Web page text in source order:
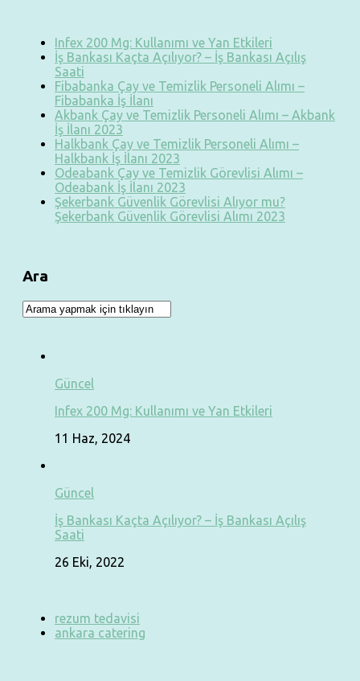
Infex 200 Mg: Kullanımı ve Yan Etkileri
İş Bankası Kaçta Açılıyor? – İş Bankası Açılış
Saati
Fibabanka Çay ve Temizlik Personeli Alımı –
Fibabanka İş İlanı
Akbank Çay ve Temizlik Personeli Alımı – Akbank
İş İlanı 2023
Halkbank Çay ve Temizlik Personeli Alımı –
Halkbank İş İlanı 2023
Odeabank Çay ve Temizlik Görevlisi Alımı –
Odeabank İş İlanı 2023
Şekerbank Güvenlik Görevlisi Alıyor mu?
Şekerbank Güvenlik Görevlisi Alımı 2023
Ara
Güncel
Infex 200 Mg: Kullanımı ve Yan Etkileri
11 Haz, 2024
Güncel
İş Bankası Kaçta Açılıyor? – İş Bankası Açılış
Saati
26 Eki, 2022
rezum tedavisi
ankara catering